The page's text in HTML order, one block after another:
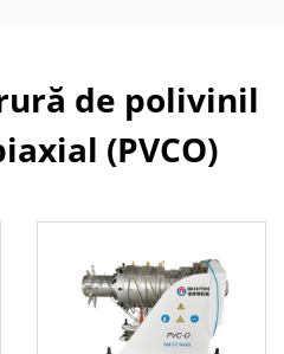
de polivinil
(PVCO)